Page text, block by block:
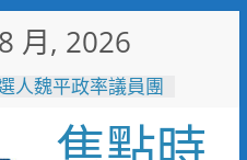
月, 2026
地方解方！彰化市
促成10對佳偶
人魏平政率議員團
盼翻轉彰化打造新